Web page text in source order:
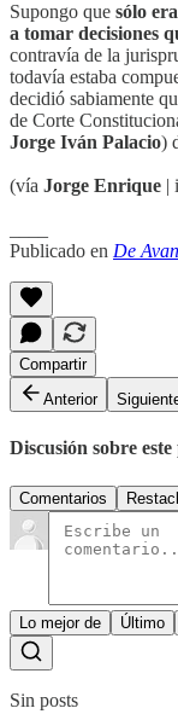
Supongo que sólo
a tomar decisiones
contravía de la
todavía estaba
decidió sabiamente
de Corte
Jorge Iván Palacio)
(vía Jorge Enrique |
Publicado en De
Compartir
Anterior
Discusión sobre este
Comentarios
Lo mejor de Último
Sin posts